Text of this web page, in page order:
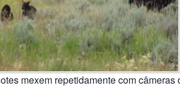
mexem repetidamente com câmeras